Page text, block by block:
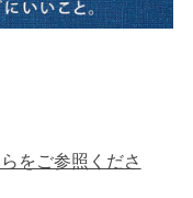
をご参照くださ